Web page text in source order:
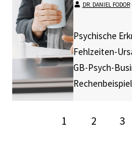
DR. DANIEL FODOR⋅
Psychische
Fehlzeiten-
GB-Psych-
1 2 3